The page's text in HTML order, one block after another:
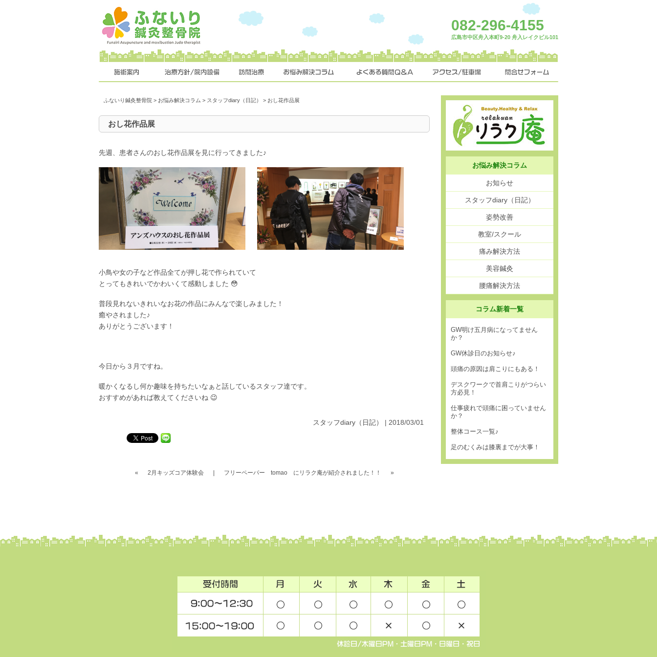
082-296-4155
広島市中区舟入本町9-20 舟入レイクビル101
ふないり鍼灸整骨院 > お悩み解決コラム > スタッフdiary（日記） > おし花作品展
おし花作品展
先週、患者さんのおし花作品展を見に行ってきました♪
小鳥や女の子など作品全てが押し花で作られていて
とってもきれいでかわいくて感動しました 😳
普段見れないきれいなお花の作品にみんなで楽しみました！
癒やされました♪
ありがとうございます！
今日から３月ですね。
暖かくなるし何か趣味を持ちたいなぁと話しているスタッフ達です。
おすすめがあれば教えてくださいね 😉
スタッフdiary（日記） | 2018/03/01
« 2月キッズコア体験会 フリーペーパー tomao にリラク庵が紹介されました！！ »
お悩み解決コラム
お知らせ
スタッフdiary（日記）
姿勢改善
教室/スクール
痛み解決方法
美容鍼灸
腰痛解決方法
コラム新着一覧
GW明け五月病になってません
か？
GW休診日のお知らせ♪
頭痛の原因は肩こりにもある！
デスクワークで首肩こりがつらい
方必見！
仕事疲れで頭痛に困っていません
か？
整体コース一覧♪
足のむくみは膝裏までが大事！